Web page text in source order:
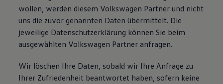
wollen, werden diesem Volkswagen Partner und nicht
uns die zuvor genannten Daten übermittelt. Die
jeweilige Datenschutzerklärung können Sie beim
ausgewählten Volkswagen Partner anfragen.
Wir löschen Ihre Daten, sobald wir Ihre Anfrage zu
Ihrer Zufriedenheit beantwortet haben, sofern keine